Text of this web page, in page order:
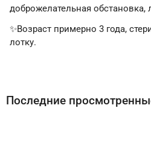
доброжелательная обстановка,
✨Возраст примерно 3 года,
лотку.
Последние